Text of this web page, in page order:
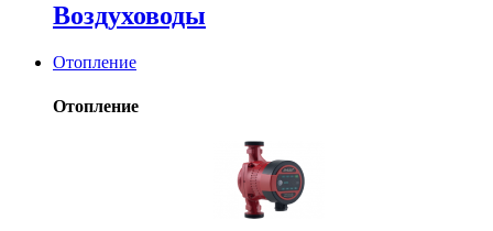
Воздуховоды
Отопление
Отопление